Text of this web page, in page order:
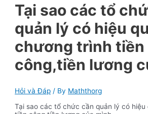
Tại sao các tổ
quản lý có hiệu
chương trình tiền
công,tiền lương
Hỏi và Đáp / By Maththorg
Tại sao các tổ chức cần quản lý có hiệu